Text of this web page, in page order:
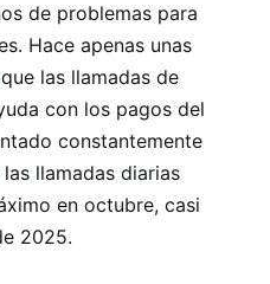
de problemas para
Hace apenas unas
las llamadas de
con los pagos del
constantemente
llamadas diarias
en octubre, casi
2025.